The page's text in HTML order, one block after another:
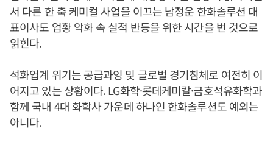
서 다른 한 축 케미컬 사업을 이끄는 남정운 한화솔루션 대
표이사도 업황 악화 속 실적 반등을 위한 시간을 번 것으로
읽힌다.
석화업계 위기는 공급과잉 및 글로벌 경기침체로 여전히 이
어지고 있는 상황이다. LG화학·롯데케미칼·금호석유화학과
함께 국내 4대 화학사 가운데 하나인 한화솔루션도 예외는
아니다.